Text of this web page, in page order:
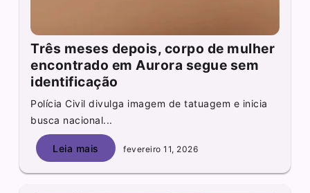
Três meses depois, corpo de mulher
encontrado em Aurora segue sem
identificação
Polícia Civil divulga imagem de tatuagem e inicia
busca nacional...
Leia mais fevereiro 11, 2026